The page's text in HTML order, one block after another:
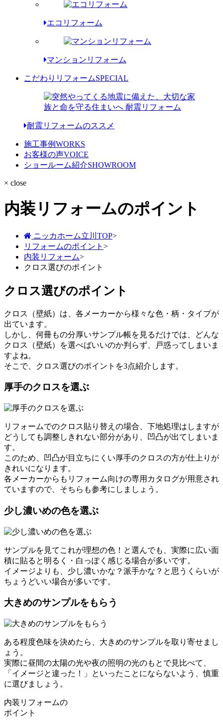
エコリフォーム
マンションリフォーム
こだわりリフォームSPECIAL
耐震リフォームのススメ
施工事例WORKS
お客様の声VOICE
ショールーム紹介SHOWROOM
× close
内装リフォームのポイント
ニッカホーム立川TOP>
リフォームのポイント >
内装リフォーム>
クロス選びのポイント
クロス選びのポイント
クロス（壁紙）は、各メーカーから様々な色・柄・タイプが
出ています。
しかし、何冊もの分厚いサンプル帳を見るだけでは、どんな
クロス（壁紙）を選べばいいのか判らず、戸惑ってしまいま
すよね。
そこで、クロス選びのポイントを3点紹介します。
厚手のクロスを選ぶ
リフォームでのクロス貼り替えの場合、下地処理はしますが
どうしても調整しきれない部分があり、凹凸が出てしまいま
す。
このため、凹凸が目立ちにくい厚手のクロスの方が仕上りが
きれいになります。
各メーカーからもリフォーム向けの専用カタログが用意され
ていますので、そちらも参考にしましょう。
少し濃いめの色を選ぶ
サンプルを見てこれが理想の色！と選んでも、実際に広い面
積に貼ると明るく・白っぽく感じる場合が多いです。
イメージよりも、少し濃いかな？派手かな？と思うくらいが
ちょうどいい場合が多いです。
大きめのサンプルをもらう
ある程度色味を決めたら、大きめのサンプルを取り寄せまし
ょう。
実際に昼間の太陽の光や夜の照明の光のもとで見比べて、
「イメージと違った！」といったことにならないよう、慎重
に選びましょう。
内装リフォームの
ポイント